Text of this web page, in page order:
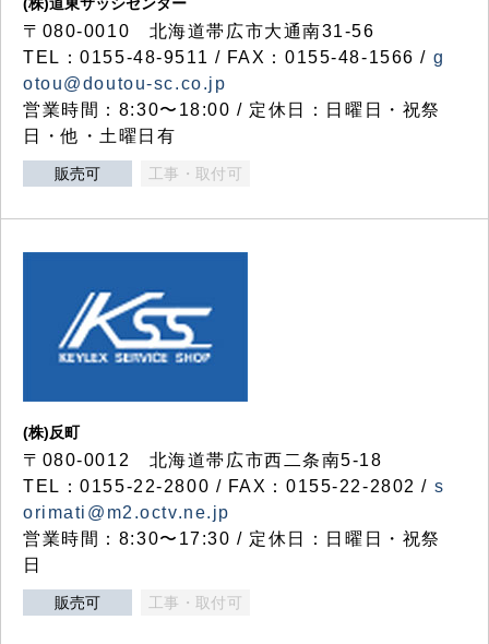
〒080-0010 北海道帯広市大通南31-56
TEL：0155-48-9511 / FAX：0155-48-1566 / g
otou@doutou-sc.co.jp
営業時間：8:30〜18:00 / 定休日：日曜日・祝祭
日・他・土曜日有
販売可 工事・取付可
(株)反町
〒080-0012 北海道帯広市西二条南5-18
TEL：0155-22-2800 / FAX：0155-22-2802 / s
orimati@m2.octv.ne.jp
営業時間：8:30〜17:30 / 定休日：日曜日・祝祭
日
販売可 工事・取付可